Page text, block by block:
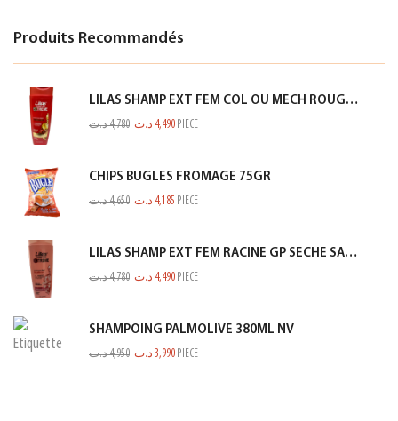
Produits Recommandés
LILAS SHAMP EXT FEM COL OU MECH ROUGE 350ML
4,780د.ت 4,490 د.ت PIECE
CHIPS BUGLES FROMAGE 75GR
4,650د.ت 4,185 د.ت PIECE
LILAS SHAMP EXT FEM RACINE GP SECHE SAUMON 350ML
4,780د.ت 4,490 د.ت PIECE
SHAMPOING PALMOLIVE 380ML NV
4,950د.ت 3,990 د.ت PIECE